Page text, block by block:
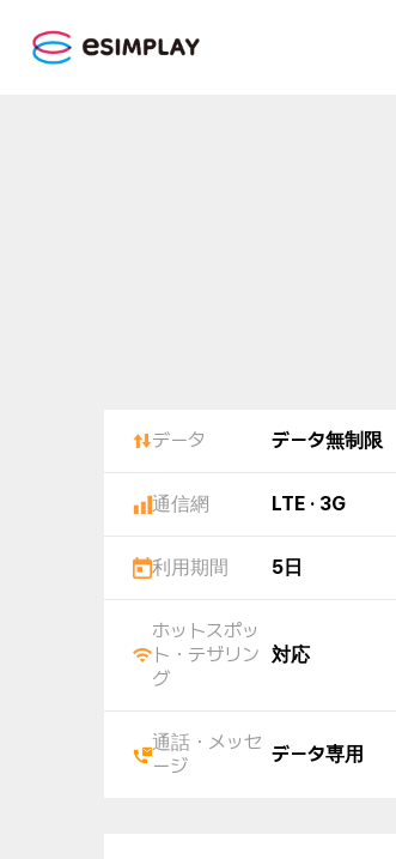
データ データ無制限
通信網 LTE · 3G
利用期間 5日
ホットスポッ
ト・テザリン
グ
対応
通話・メッセ
ージ
データ専用